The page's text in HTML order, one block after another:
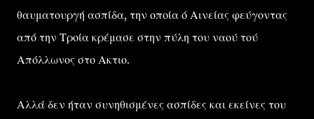
θαυματουργή ασπίδα, την οποία ό Αινείας φεύγοντας
από την Τροία κρέμασε στην πύλη του ναού τού
Απόλλωνος στο Ακτιο.
Αλλά δεν ήταν συνηθισμένες ασπίδες και εκείνες του